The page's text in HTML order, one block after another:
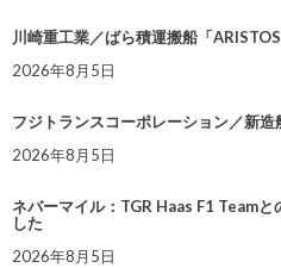
川崎重工業／ばら積運搬船「
2026年8月5日
フジトランスコーポレーション／新
2026年8月5日
ネバーマイル：TGR Haas F1 Team
した
2026年8月5日